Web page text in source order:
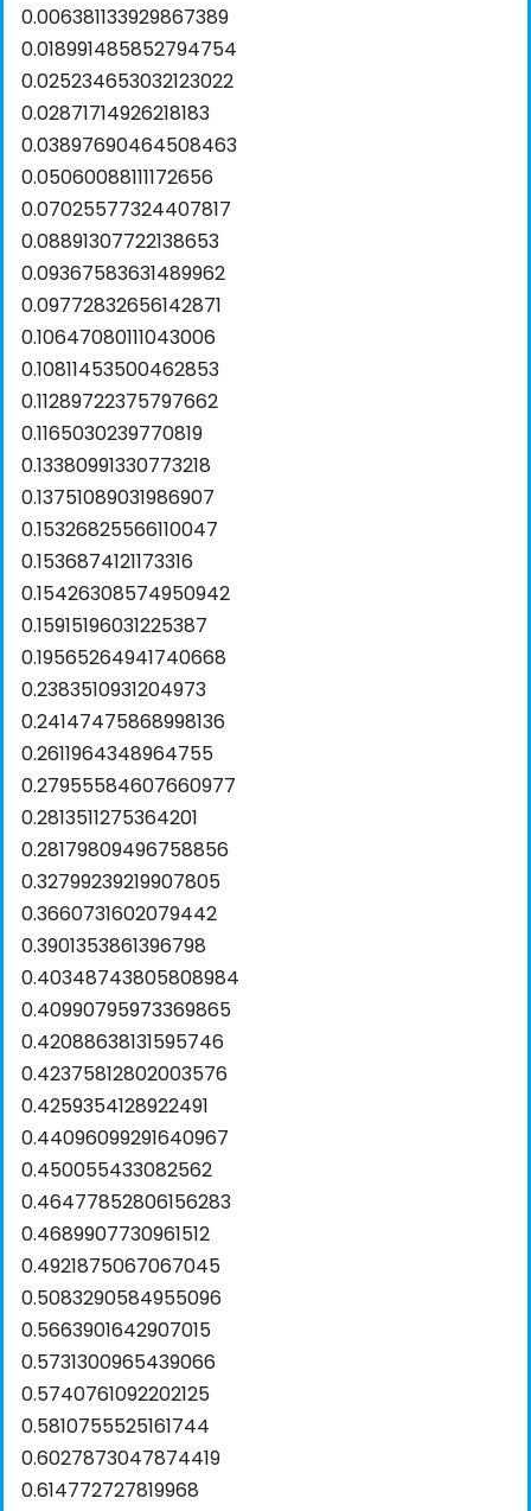
0.006381133929867389
0.018991485852794754
0.025234653032123022
0.02871714926218183
0.03897690464508463
0.05060088111172656
0.07025577324407817
0.08891307722138653
0.09367583631489962
0.09772832656142871
0.10647080111043006
0.10811453500462853
0.11289722375797662
0.1165030239770819
0.13380991330773218
0.13751089031986907
0.15326825566110047
0.1536874121173316
0.15426308574950942
0.15915196031225387
0.19565264941740668
0.2383510931204973
0.24147475868998136
0.2611964348964755
0.27955584607660977
0.2813511275364201
0.28179809496758856
0.32799239219907805
0.3660731602079442
0.3901353861396798
0.40348743805808984
0.40990795973369865
0.42088638131595746
0.42375812802003576
0.4259354128922491
0.44096099291640967
0.450055433082562
0.46477852806156283
0.4689907730961512
0.4921875067067045
0.5083290584955096
0.5663901642907015
0.5731300965439066
0.5740761092202125
0.5810755525161744
0.6027873047874419
0.614772727819968